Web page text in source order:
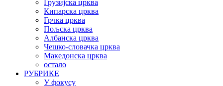
Грузијска црква
Кипарска црква
Грчка црква
Пољска црква
Албанска црква
Чешко-словачка црква
Македонска црква
остало
РУБРИКЕ
У фокусу